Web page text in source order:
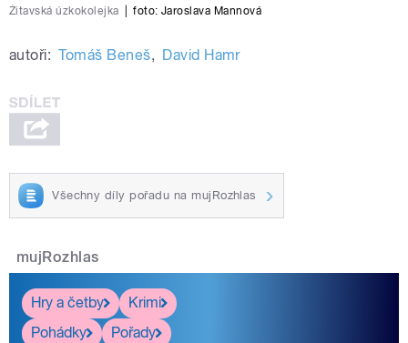
Žitavská úzkokolejka foto: Jaroslava Mannová
autoři: Tomáš Beneš, David Hamr
Všechny díly pořadu na mujRozhlas
mujRozhlas
Hry a četby
Krimi
Pohádky
Pořady